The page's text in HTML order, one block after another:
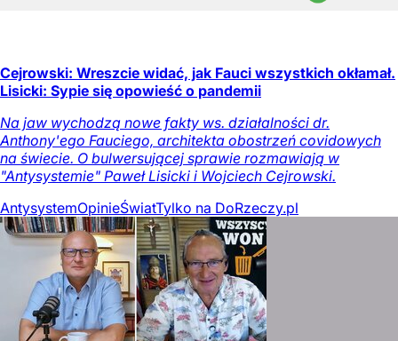
Cejrowski: Wreszcie widać, jak Fauci wszystkich okłamał.
Lisicki: Sypie się opowieść o pandemii
Na jaw wychodzą nowe fakty ws. działalności dr.
Anthony'ego Fauciego, architekta obostrzeń covidowych
na świecie. O bulwersującej sprawie rozmawiają w
"Antysystemie" Paweł Lisicki i Wojciech Cejrowski.
AntysystemOpinieŚwiatTylko na DoRzeczy.pl